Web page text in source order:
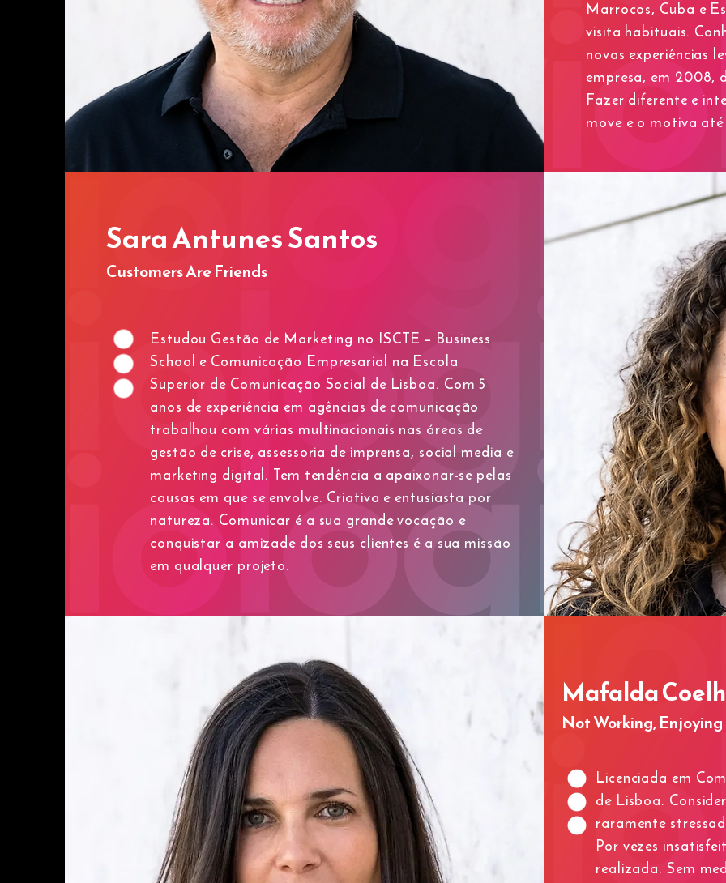
Marrocos, Cuba e
visita habituais.
novas experiências
empresa, em 2008,
Fazer diferente e
move e o motiva
Sara Antunes Santos
Customers Are Friends
Estudou Gestão de Marketing no ISCTE – Business
School e Comunicação Empresarial na Escola
Superior de Comunicação Social de Lisboa. Com 5
anos de experiência em agências de comunicação
trabalhou com várias multinacionais nas áreas de
gestão de crise, assessoria de imprensa, social media e
marketing digital. Tem tendência a apaixonar-se pelas
causas em que se envolve. Criativa e entusiasta por
natureza. Comunicar é a sua grande vocação e
conquistar a amizade dos seus clientes é a sua missão
em qualquer projeto.
Mafalda
Not Working, Enjoying
Licenciada em
de Lisboa.
raramente
Por vezes
realizada. Sem